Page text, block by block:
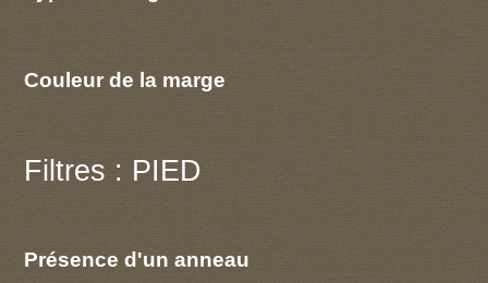
Couleur de la marge
Filtres : PIED
Présence d'un anneau